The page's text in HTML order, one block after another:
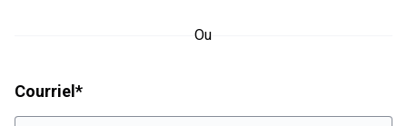
Ou
Courriel *Champ obligatoire